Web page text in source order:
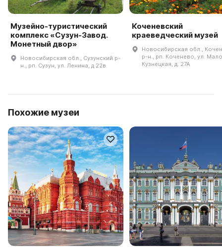
Музейно-туристический
комплекс «Сузун-Завод.
Монетный двор»
Новосибирская обл., Сузунский р-
н., рп. Сузун, ул. Ленина, д 22в
Коченевский
краеведческий музей
Новосибирская обл.,
р-н., рп. Коченево, ул.
Кузнецкая, д. 27А
Похожие музеи